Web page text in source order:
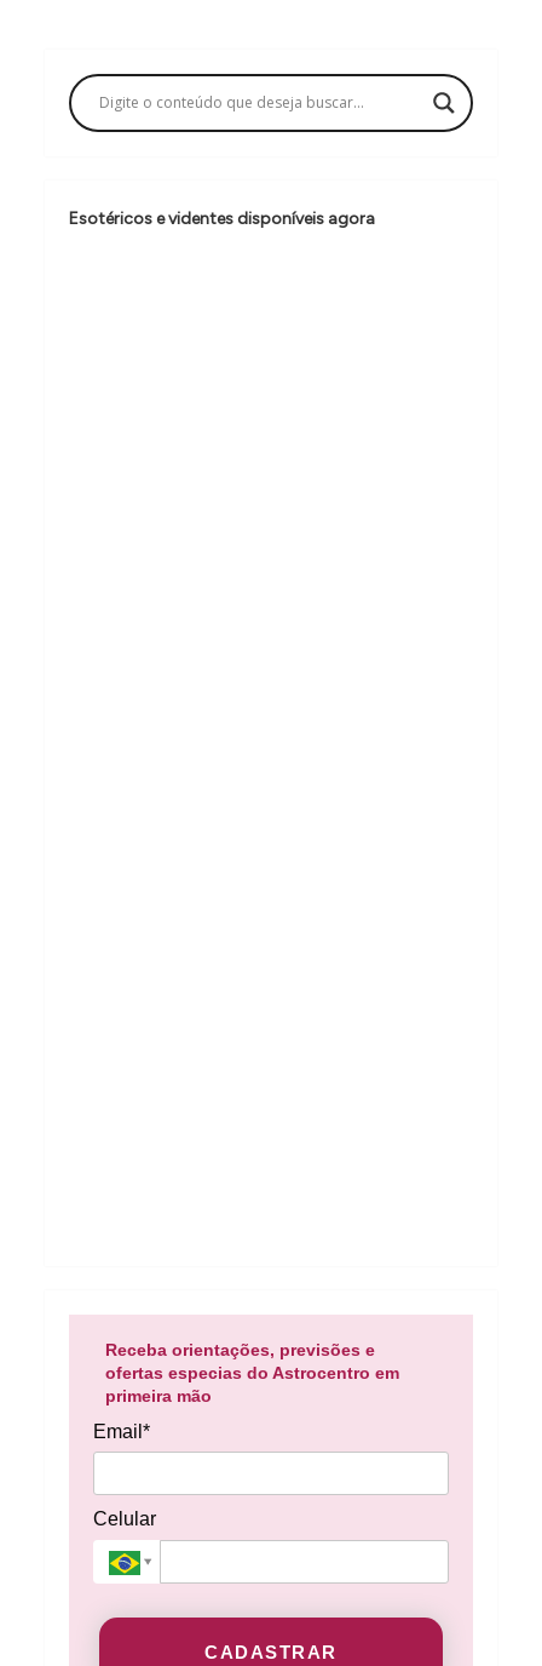
ç
ã
d
Esotéricos e videntes disponíveis agora
Receba orientações, previsões e
ofertas especias do Astrocentro em
primeira mão
Email*
Celular
CADASTRAR